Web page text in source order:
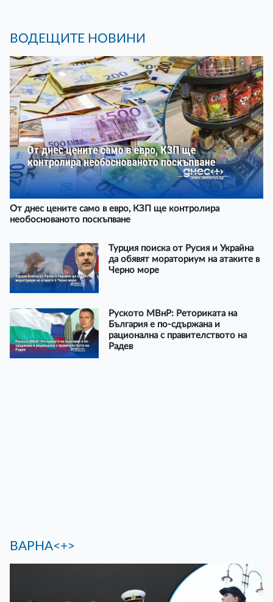
ВОДЕЩИТЕ НОВИНИ
От днес цените само в евро, КЗП ще контролира
необоснованото поскъпване
Турция поиска от Русия и Украйна
да обявят мораториум на атаките в
Черно море
Руското МВнР: Реториката на
България е по-сдържана и
рационална с правителството на
Радев
ВАРНА<+>